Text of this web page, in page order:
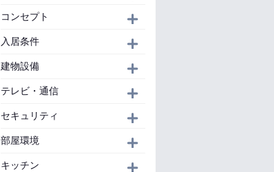
コンセプト
入居条件
建物設備
テレビ・通信
セキュリティ
部屋環境
キッチン